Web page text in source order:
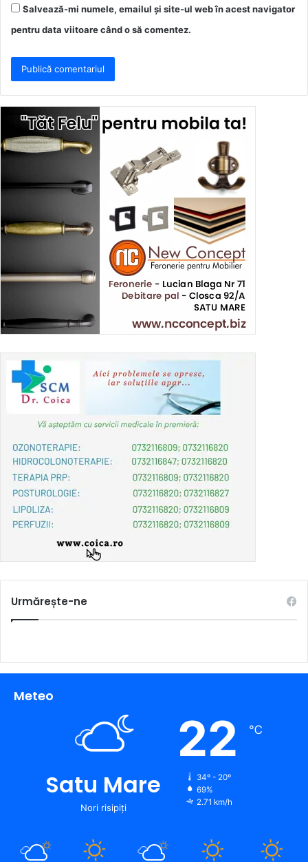
Salvează-mi numele, emailul și site-ul web în acest navigator
pentru data viitoare când o să comentez.
Urmărește-ne
Meteo
Satu Mare
Nori risipiți
22 ℃
34º - 20º
69%
2.71 km/h